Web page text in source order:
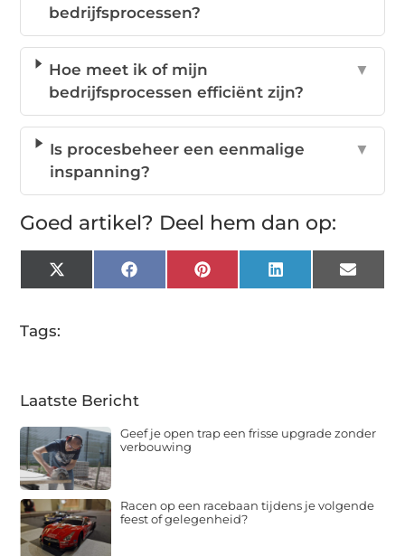
bedrijfsprocessen?
Hoe meet ik of mijn
bedrijfsprocessen efficiënt zijn?
▼
Is procesbeheer een eenmalige
inspanning?
▼
Goed artikel? Deel hem dan op:
X
(Twitter)
FacebookPinterestLinkedInEmail
Tags:
Laatste Bericht
Geef je open trap een frisse upgrade zonder
verbouwing
Racen op een racebaan tijdens je volgende
feest of gelegenheid?